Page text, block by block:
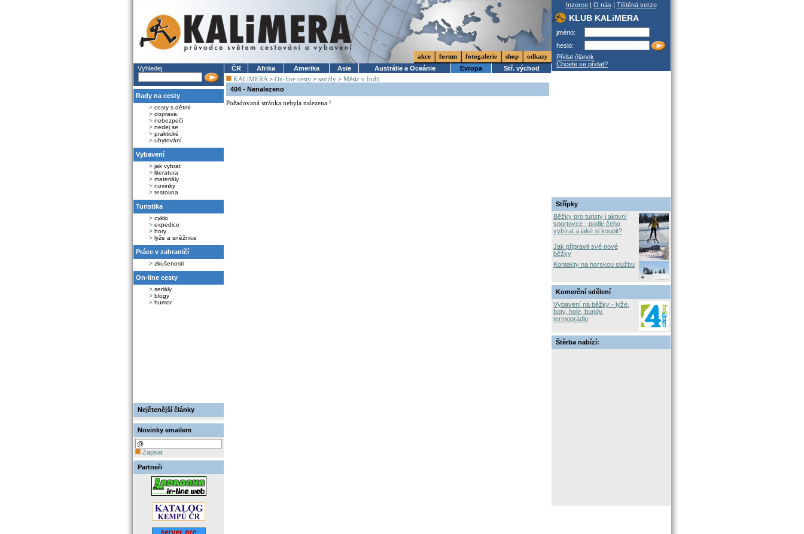
Vyhledej
Rady na cesty
> cesty s dětmi
> doprava
> nebezpečí
> nedej se
> praktické
> ubytování
Vybavení
> jak vybrat
> literatura
> materiály
> novinky
> testovna
Turistika
> cyklo
> expedice
> hory
> lyže a sněžnice
Práce v zahraničí
> zkušenosti
On-line cesty
> seriály
> blogy
> humor
Nejčtenější články
Novinky emailem
Zapsat
Partneři
akce forum fotogalerie shop
odkazy
ČR
Afrika Amerika Asie Austrálie a Oceánie Evropa
Stř. východ
KALiMERA > On-line cesty > seriály > Měsíc v Indii
404 - Nenalezeno
Požadovaná stránka nebyla nalezena !
Inzerce| O nás | Tištěná verze
KLUB KALiMERA
jméno:
heslo:
Přidat článek
Chcete se přidat?
Střípky
Běžky pro turisty i aktivní
sportovce - podle čeho
vybírat a jaké si koupit?
Jak připravit své nové
běžky
Kontakty na horskou službu
Komerční sdělení
Vybavení na běžky - lyže,
boty, hole, bundy,
termoprádlo
Štěrba nabízí: